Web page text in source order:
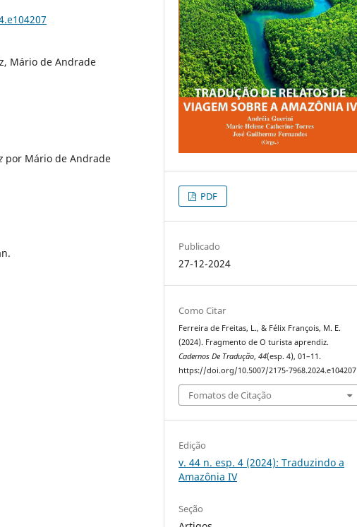
Mário de Andrade
por Mário de Andrade
PDF
Publicado
27-12-2024
Como Citar
Ferreira de Freitas, L., & Félix François, M. E.
(2024). Fragmento de O turista aprendiz.
Cadernos De Tradução,44(esp. 4), 01–11.
https://doi.org/10.5007/2175-7968.2024.e104207
Fomatos de Citação
Edição
v. 44 n. esp. 4 (2024): Traduzindo a
Amazônia IV
Seção